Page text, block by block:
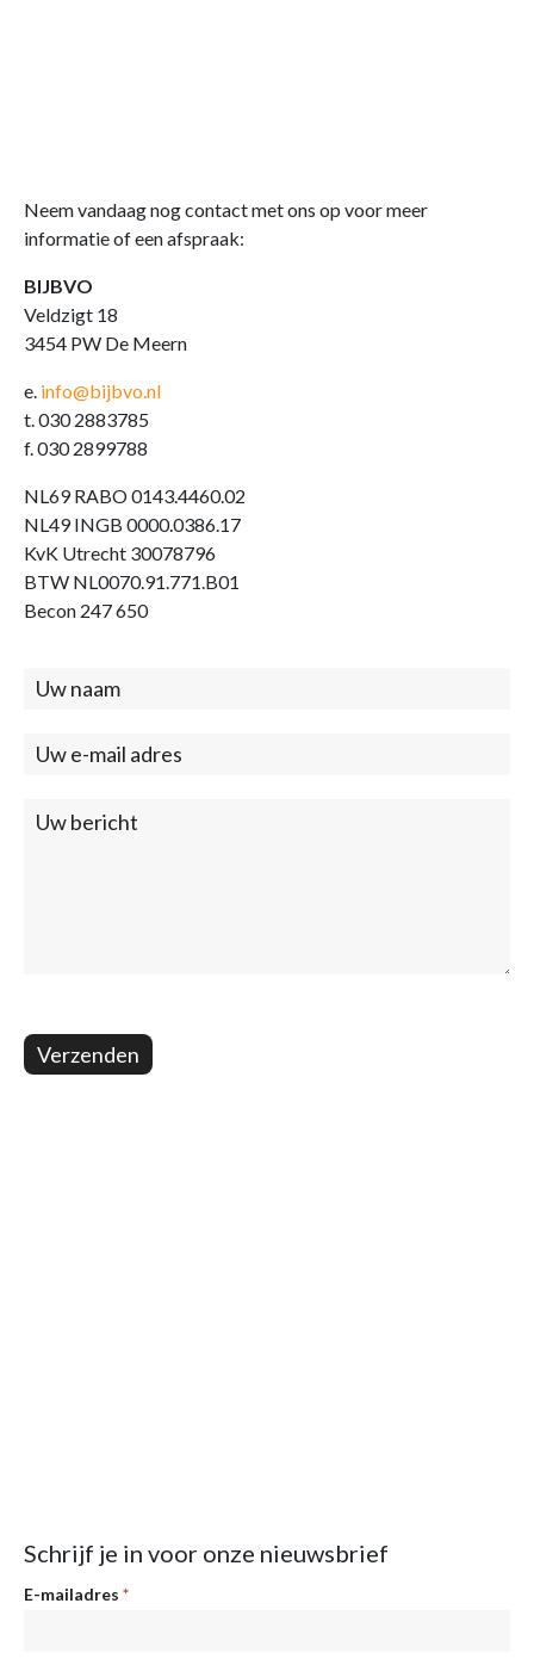
Neem vandaag nog contact met ons op voor meer
informatie of een afspraak:
BIJBVO
Veldzigt 18
3454 PW De Meern
e. info@bijbvo.nl
t. 030 2883785
f. 030 2899788
NL69 RABO 0143.4460.02
NL49 INGB 0000.0386.17
KvK Utrecht 30078796
BTW NL0070.91.771.B01
Becon 247 650
Contact
Verzenden
Schrijf je in voor onze nieuwsbrief
Nieuwsbrief
E-mailadres *